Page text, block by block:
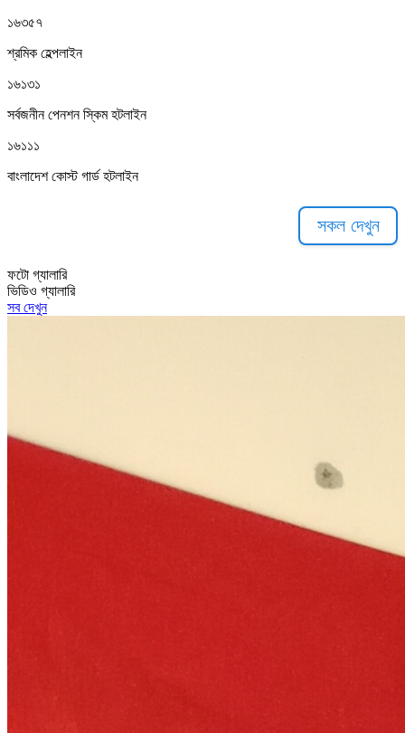
১৬৩৫৭
শ্রমিক হেল্পলাইন
১৬১৩১
সর্বজনীন পেনশন স্কিম হটলাইন
১৬১১১
বাংলাদেশ কোস্ট গার্ড হটলাইন
সকল দেখুন
ফটো গ্যালারি
ভিডিও গ্যালারি
সব দেখুন